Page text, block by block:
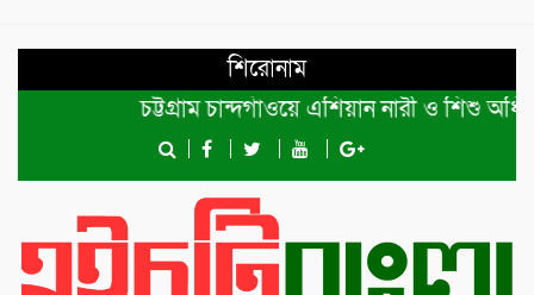
শিরোনাম
চট্টগ্রাম চান্দগাঁওয়ে এশিয়ান নারী ও শিশু